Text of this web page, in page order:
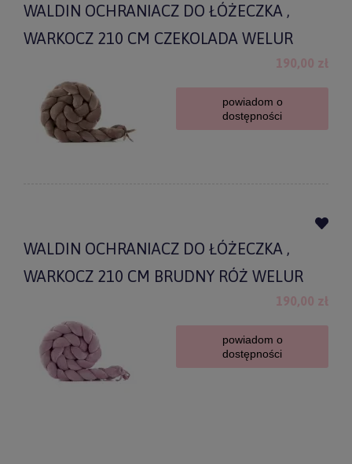
WALDIN OCHRANIACZ DO ŁÓŻECZKA ,
WARKOCZ 210 CM CZEKOLADA WELUR
190,00 zł
powiadom o
dostępności
WALDIN OCHRANIACZ DO ŁÓŻECZKA ,
WARKOCZ 210 CM BRUDNY RÓŻ WELUR
190,00 zł
powiadom o
dostępności